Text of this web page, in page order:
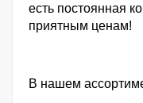
есть постоянная
приятным ценам!
В нашем